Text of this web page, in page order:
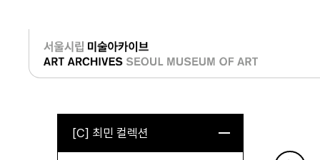
로그인
[C] 최민 컬렉션